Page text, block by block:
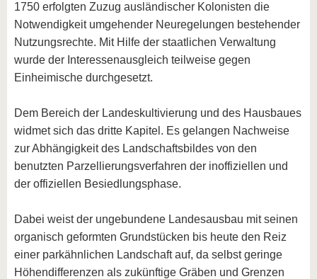
1750 erfolgten Zuzug ausländischer Kolonisten die
Notwendigkeit umgehender Neuregelungen bestehender
Nutzungsrechte. Mit Hilfe der staatlichen Verwaltung
wurde der Interessenausgleich teilweise gegen
Einheimische durchgesetzt.
Dem Bereich der Landeskultivierung und des Hausbaues
widmet sich das dritte Kapitel. Es gelangen Nachweise
zur Abhängigkeit des Landschaftsbildes von den
benutzten Parzellierungsverfahren der inoffiziellen und
der offiziellen Besiedlungsphase.
Dabei weist der ungebundene Landesausbau mit seinen
organisch geformten Grundstücken bis heute den Reiz
einer parkähnlichen Landschaft auf, da selbst geringe
Höhendifferenzen als zukünftige Gräben und Grenzen